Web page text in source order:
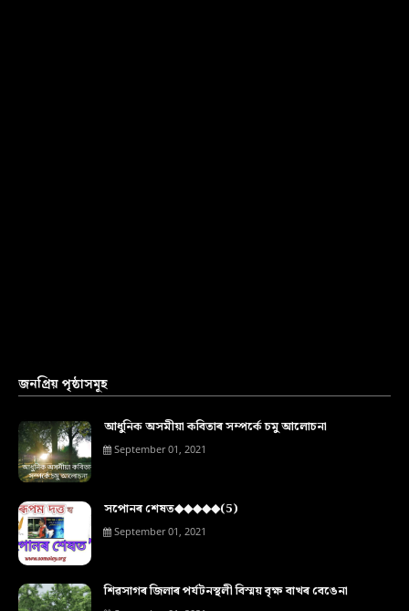
জনপ্ৰিয় পৃষ্ঠাসমূহ
আধুনিক অসমীয়া কবিতাৰ সম্পৰ্কে চমু আলোচনা
September 01, 2021
সপোনৰ শেষত◆◆◆◆◆(5)
September 01, 2021
শিৱসাগৰ জিলাৰ পৰ্যটনস্থলী বিস্ময় বৃক্ষ বাখৰ বেঙেনা